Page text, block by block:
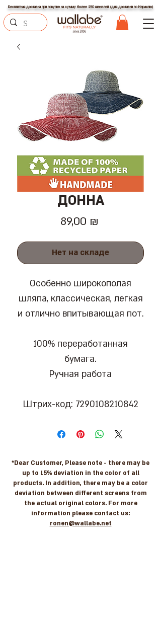
Бесплатная доставка при покупке на сумму более 290 шекелей (для доставки по Израилю)
ДОННА
89,00 ₪
Нет на складе
Особенно широкополая
шляпа, классическая, легкая
и отлично впитывающая пот.
100% переработанная
бумага.
Ручная работа
Штрих-код: 7290108210842
*Dear Customer, Please note - there may be
up to 15% deviation in the color of all
products. In addition, there may be a color
deviation between different screens from
the actual original colors. For more
information please contact us:
ronen@wallabe.net